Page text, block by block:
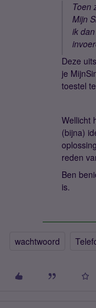
Toen
Mijn
ik
Deze
je
toestel
Wellicht
(bijna)
reden
Ben
is.
wachtwoord